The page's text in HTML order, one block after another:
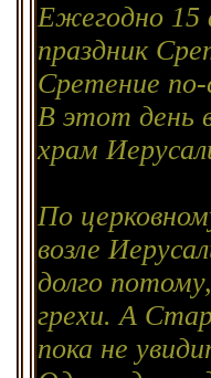
Ежегодно 15
праздник
Сретение по-
В этот день
храм
По
возле
долго
грехи. А
пока не